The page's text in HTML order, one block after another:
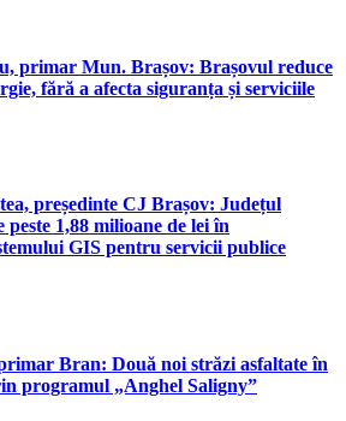
primar Mun. Brașov: Brașovul reduce
fără a afecta siguranța și serviciile
președinte CJ Brașov: Județul
peste 1,88 milioane de lei în
GIS pentru servicii publice
Bran: Două noi străzi asfaltate în
programul „Anghel Saligny”